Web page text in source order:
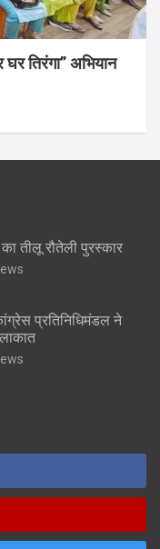
तिरंगा” अभियान
तीलू रौतेली पुरस्कार
प्रतिनिधिमंडल ने